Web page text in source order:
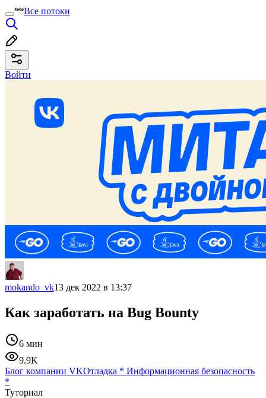
Все потоки
Войти
mokando_vk13 дек 2022 в 13:37
Как заработать на Bug Bounty
6 мин
9.9K
Блог компании VKОтладка * Информационная безопасность
*
Туториал